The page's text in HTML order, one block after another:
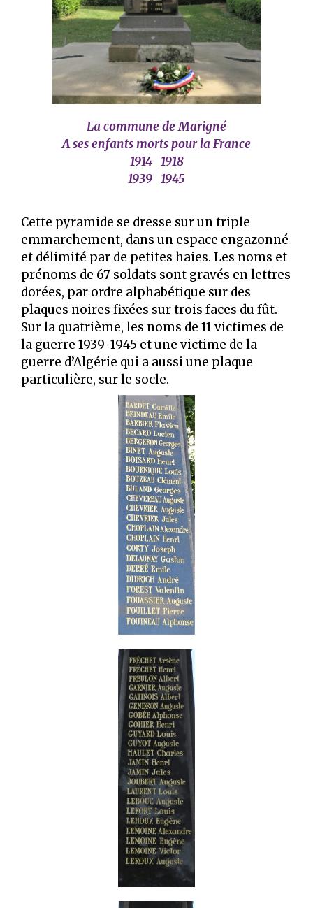
La commune de Marigné
A ses enfants morts pour la France
1914 1918
1939 1945
Cette pyramide se dresse sur un triple
emmarchement, dans un espace engazonné
et délimité par de petites haies. Les noms et
prénoms de 67 soldats sont gravés en lettres
dorées, par ordre alphabétique sur des
plaques noires fixées sur trois faces du fût.
Sur la quatrième, les noms de 11 victimes de
la guerre 1939-1945 et une victime de la
guerre d’Algérie qui a aussi une plaque
particulière, sur le socle.